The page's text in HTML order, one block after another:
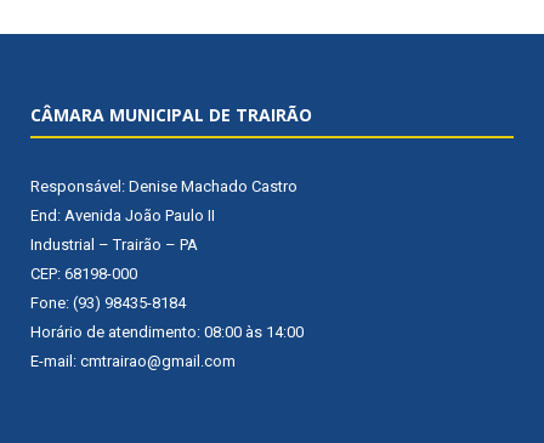
CÂMARA MUNICIPAL DE TRAIRÃO
Responsável: Denise Machado Castro
End: Avenida João Paulo II
Industrial – Trairão – PA
CEP: 68198-000
Fone: (93) 98435-8184
Horário de atendimento: 08:00 às 14:00
E-mail: cmtrairao@gmail.com